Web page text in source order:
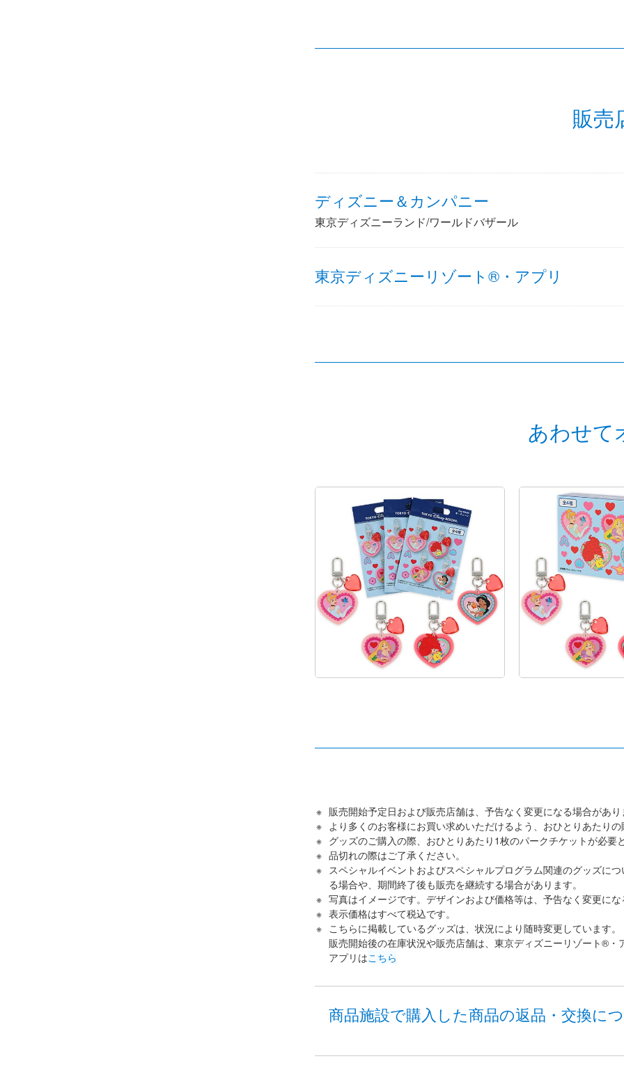
販売
ディズニー＆カンパニー
東京ディズニーランド/ワールドバザール
東京ディズニーリゾート®・アプリ
あわせて
販売開始予定日および販売店舗は、予告なく変更になる場合があ
より多くのお客様にお買い求めいただけるよう、おひとりあたり
グッズのご購入の際、おひとりあたり1枚のパークチケットが必要
品切れの際はご了承ください。
スペシャルイベントおよびスペシャルプログラム関連のグッズに
る場合や、期間終了後も販売を継続する場合があります。
写真はイメージです。デザインおよび価格等は、予告なく変更に
表示価格はすべて税込です。
こちらに掲載しているグッズは、状況により随時変更しています。
販売開始後の在庫状況や販売店舗は、東京ディズニーリゾート®・
アプリはこちら
商品施設で購入した商品の返品・交換に